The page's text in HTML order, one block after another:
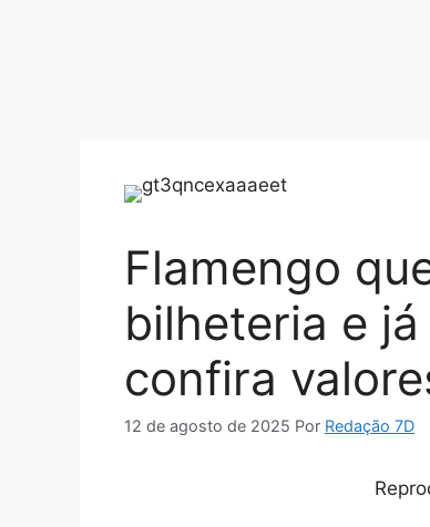
Flamengo
bilheteria e
confira
12 de agosto de 2025 Por Redação 7D